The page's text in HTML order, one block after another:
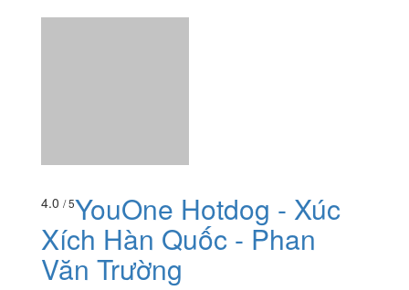
4.0 / 5YouOne Hotdog - Xúc
Xích Hàn Quốc - Phan
Văn Trường